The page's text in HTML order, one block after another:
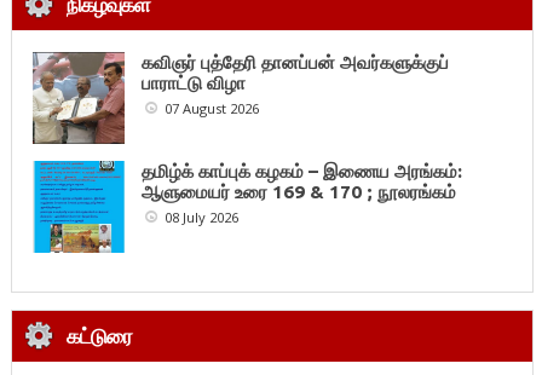
நிகழ்வுகள்
கவிஞர் புத்தேரி தானப்பன் அவர்களுக்குப்
பாராட்டு விழா
07 August 2026
தமிழ்க் காப்புக் கழகம் – இணைய அரங்கம்:
ஆளுமையர் உரை 169 & 170 ; நூலரங்கம்
08 July 2026
கட்டுரை